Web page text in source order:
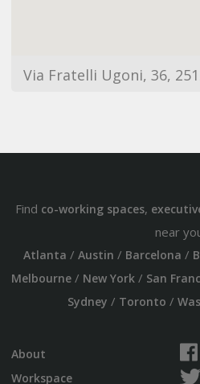
Find co-working spaces,
near
Atlanta / Austin / Barcelona /
Melbourne/ New York/ San
Sydney / Toronto /
About
Workspace